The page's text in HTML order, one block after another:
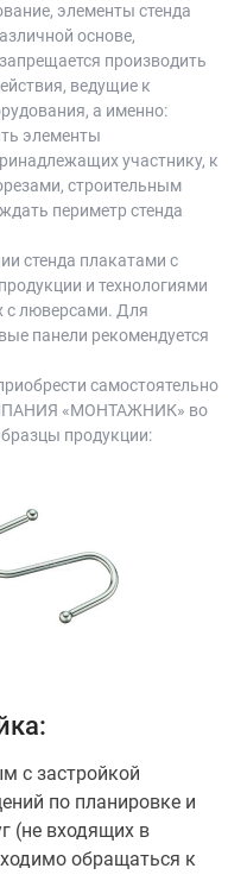
элементы стенда
основе,
производить
ведущие к
а именно:
элементы
участнику, к
строительным
периметр стенда
стенда плакатами с
и технологиями
с люверсами. Для
панели рекомендуется
самостоятельно
«МОНТАЖНИК» во
продукции:
с застройкой
по планировке и
(не входящих в
обращаться к